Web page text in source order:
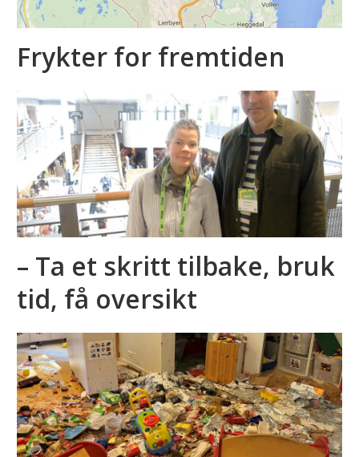
Frykter for fremtiden
– Ta et skritt tilbake, bruk
tid, få oversikt